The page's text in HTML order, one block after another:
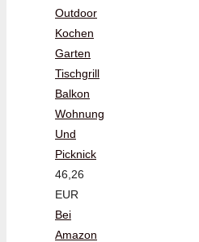
Outdoor
Kochen
Garten
Tischgrill
Balkon
Wohnung
Und
Picknick
46,26
EUR
Bei
Amazon